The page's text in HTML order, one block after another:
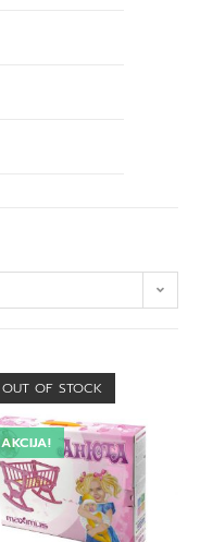
OUT OF STOCK
AKCIJA!